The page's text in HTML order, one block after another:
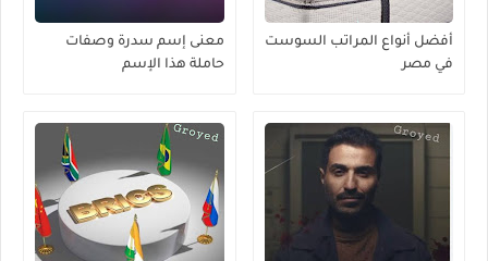
أفضل أنواع المراتب السوست
في مصر
معنى إسم سدرة وصفات
حاملة هذا الإسم